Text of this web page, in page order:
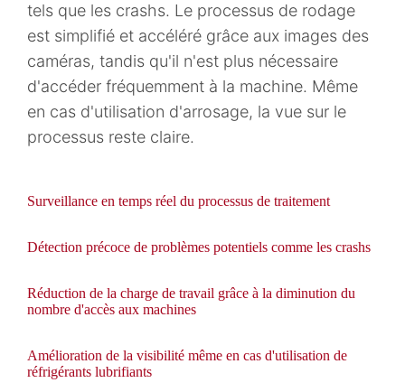
tels que les crashs. Le processus de rodage
est simplifié et accéléré grâce aux images des
caméras, tandis qu'il n'est plus nécessaire
d'accéder fréquemment à la machine. Même
en cas d'utilisation d'arrosage, la vue sur le
processus reste claire.
Surveillance en temps réel du processus de traitement
Détection précoce de problèmes potentiels comme les crashs
Réduction de la charge de travail grâce à la diminution du
nombre d'accès aux machines
Amélioration de la visibilité même en cas d'utilisation de
réfrigérants lubrifiants